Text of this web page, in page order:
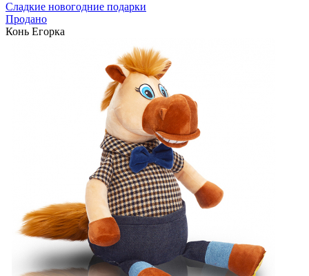
Сладкие новогодние подарки
Продано
Конь Егорка